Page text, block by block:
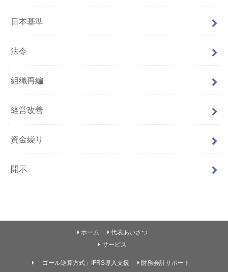
日本基準
法令
組織再編
経営改善
資金繰り
開示
ホーム
代表あいさつ
サービス
「ゴール逆算方式」IFRS導入支援
財務会計サポート